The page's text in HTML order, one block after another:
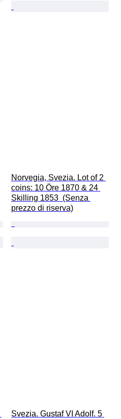
Norvegia, Svezia. Lot of 2
coins: 10 Öre 1870 & 24
Skilling 1853  (Senza
prezzo di riserva)
Svezia. Gustaf VI Adolf. 5